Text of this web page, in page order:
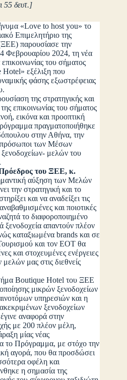
55 δευτ.]
«Love to host you» το
Επιμελητήριο της
παρουσίασε την
Φεβρουαρίου 2024, τη νέα
επικοινωνίας του σήματος
εξέλιξη που
φάσης εξωστρέφειας
της στρατηγικής και
επικοινωνίας του σήματος
εικόνα και προοπτική
πραγματοποιήθηκε
στην Αθήνα, την
των Μέσων
ξενοδοχείων- μελών του
του ΞΕΕ, κ.
αύξηση των Μελών
την στρατηγική και το
και να αναδείξει τις
και ποιοτικές
το διαφοροποιημένο
ξενοδοχεία απαντούν πλέον
καταξιωμένα brands και σε
και τον ΕΟΤ θα
και στοχευμένες ενέργειες
μας στις διεθνείς
Boutique Hotel του ΞΕΕ
μικρών ξενοδοχείων
υπηρεσιών και η
ξενοδοχείων
αναφορά στην
με 200 πλέον μέλη,
μίας νέας
το Πρόγραμμα, με στόχο την
αγορά, που θα προσδώσει
οφέλη και
η σημασία της